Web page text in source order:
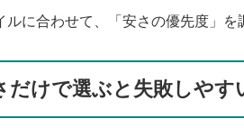
ルに合わせて、「安さの優先度」を
だけで選ぶと失敗しやす